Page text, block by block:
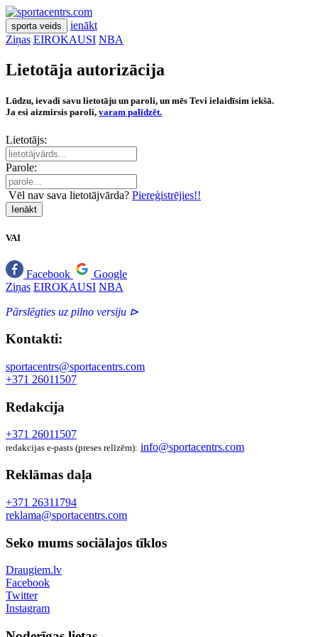
sporta veids
ienākt
Ziņas EIROKAUSI NBA
Lietotāja autorizācija
Lūdzu, ievadi savu lietotāju un paroli, un mēs Tevi ielaidīsim iekšā.
Ja esi aizmirsis paroli, varam palīdzēt.
Lietotājs:
Parole:
Vēl nav sava lietotājvārda? Piereģistrējies!!
Ienākt
VAI
Facebook
Google
Ziņas EIROKAUSI NBA
Pārslēgties uz pilno versiju ⊳
Kontakti:
sportacentrs@sportacentrs.com
+371 26011507
Redakcija
+371 26011507
redakcijas e-pasts (preses relīzēm): info@sportacentrs.com
Reklāmas daļa
+371 26311794
reklama@sportacentrs.com
Seko mums sociālajos tīklos
Draugiem.lv
Facebook
Twitter
Instagram